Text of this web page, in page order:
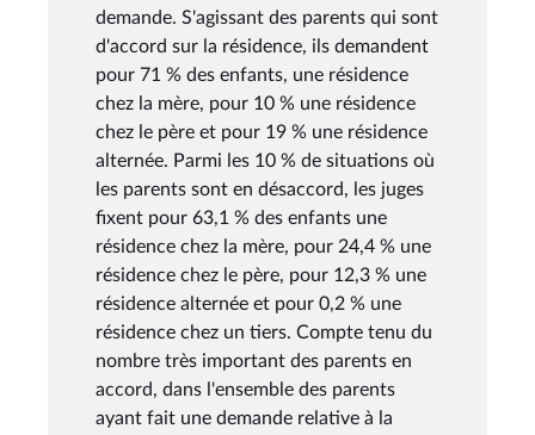
demande. S'agissant des parents qui sont
d'accord sur la résidence, ils demandent
pour 71 % des enfants, une résidence
chez la mère, pour 10 % une résidence
chez le père et pour 19 % une résidence
alternée. Parmi les 10 % de situations où
les parents sont en désaccord, les juges
fixent pour 63,1 % des enfants une
résidence chez la mère, pour 24,4 % une
résidence chez le père, pour 12,3 % une
résidence alternée et pour 0,2 % une
résidence chez un tiers. Compte tenu du
nombre très important des parents en
accord, dans l'ensemble des parents
ayant fait une demande relative à la